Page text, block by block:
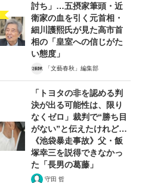
討ち」…五摂家筆頭・近
衛家の血を引く元首相・
細川護熙氏が見た高市首
相の「皇室への信じがた
い態度」
「文藝春秋」編集部
「トヨタの非を認める判
決が出る可能性は、限り
なくゼロ」裁判で“勝ち目
がない”と伝えたけれど…
《池袋暴走事故》父・飯
塚幸三を説得できなかっ
た「長男の葛藤」
守田 哲